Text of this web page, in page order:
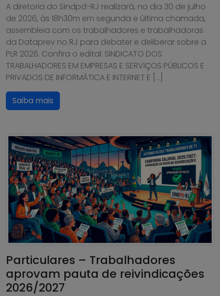
A diretoria do Sindpd-RJ realizará, no dia 30 de julho
de 2026, às 18h30m em segunda e última chamada,
assembleia com os trabalhadores e trabalhadoras
da Dataprev no RJ para debater e deliberar sobre a
PLR 2026. Confira o edital: SINDICATO DOS
TRABALHADORES EM EMPRESAS E SERVIÇOS PÚBLICOS E
PRIVADOS DE INFORMÁTICA E INTERNET E […]
Saiba mais
Particulares – Trabalhadores
aprovam pauta de reivindicações
2026/2027